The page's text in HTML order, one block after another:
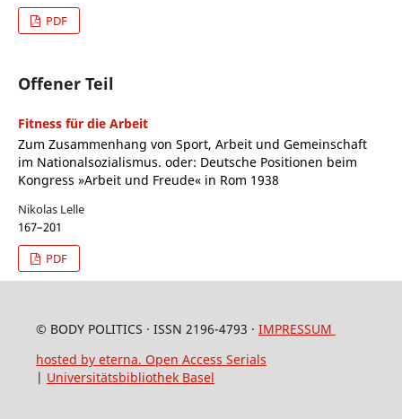
PDF
Offener Teil
Fitness für die Arbeit
Zum Zusammenhang von Sport, Arbeit und Gemeinschaft
im Nationalsozialismus. oder: Deutsche Positionen beim
Kongress »Arbeit und Freude« in Rom 1938
Nikolas Lelle
167–201
PDF
© BODY POLITICS · ISSN 2196-4793 · IMPRESSUM
hosted by eterna. Open Access Serials
| Universitätsbibliothek Basel